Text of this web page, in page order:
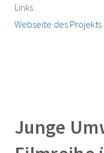
Links
Webseite des Projekts
Junge